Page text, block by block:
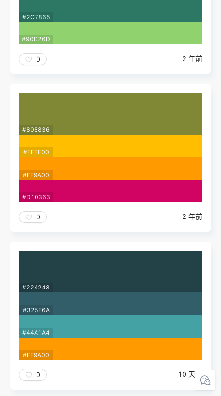
#2C7865
#90D26D
0 2 年前
#808836
#FFBF00
#FF9A00
#D10363
0 2 年前
#224248
#325E6A
#44A1A4
#FF9A00
0 10 天前